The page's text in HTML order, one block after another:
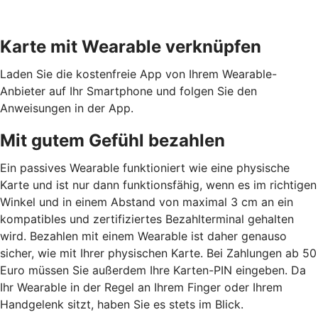
Karte mit Wearable verknüpfen
Laden Sie die kostenfreie App von Ihrem Wearable-
Anbieter auf Ihr Smartphone und folgen Sie den
Anweisungen in der App.
Mit gutem Gefühl bezahlen
Ein passives Wearable funktioniert wie eine physische
Karte und ist nur dann funktionsfähig, wenn es im richtigen
Winkel und in einem Abstand von maximal 3 cm an ein
kompatibles und zertifiziertes Bezahlterminal gehalten
wird. Bezahlen mit einem Wearable ist daher genauso
sicher, wie mit Ihrer physischen Karte. Bei Zahlungen ab 50
Euro müssen Sie außerdem Ihre Karten-PIN eingeben. Da
Ihr Wearable in der Regel an Ihrem Finger oder Ihrem
Handgelenk sitzt, haben Sie es stets im Blick.